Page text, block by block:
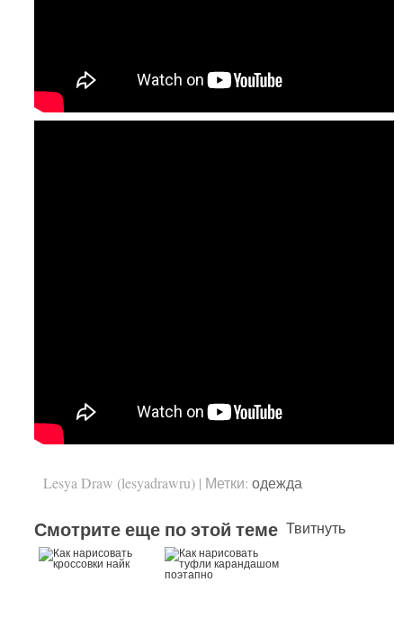
Lesya Draw (lesyadrawru) | Метки: одежда
Смотрите еще по этой теме Твитнуть